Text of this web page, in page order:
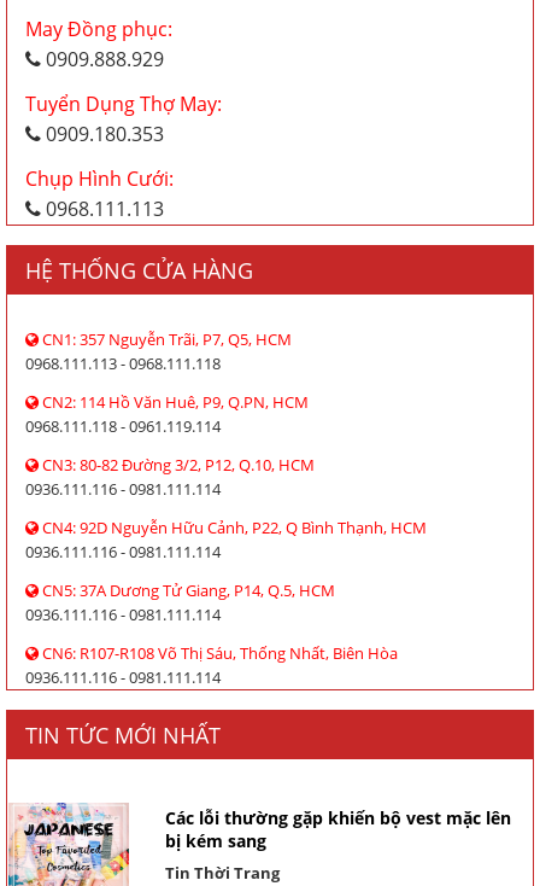
May Đồng phục:
0909.888.929
Tuyển Dụng Thợ May:
0909.180.353
Chụp Hình Cưới:
0968.111.113
HỆ THỐNG CỬA HÀNG
CN1: 357 Nguyễn Trãi, P7, Q5, HCM
0968.111.113 - 0968.111.118
CN2: 114 Hồ Văn Huê, P9, Q.PN, HCM
0968.111.118 - 0961.119.114
CN3: 80-82 Đường 3/2, P12, Q.10, HCM
0936.111.116 - 0981.111.114
CN4: 92D Nguyễn Hữu Cảnh, P22, Q Bình Thạnh, HCM
0936.111.116 - 0981.111.114
CN5: 37A Dương Tử Giang, P14, Q.5, HCM
0936.111.116 - 0981.111.114
CN6: R107-R108 Võ Thị Sáu, Thống Nhất, Biên Hòa
0936.111.116 - 0981.111.114
TIN TỨC MỚI NHẤT
Các lỗi thường gặp khiến bộ vest mặc lên
bị kém sang
Tin Thời Trang